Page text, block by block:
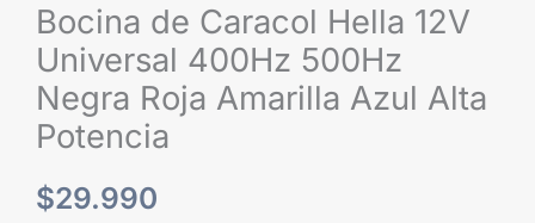
Bocina de Caracol Hella 12V
Universal 400Hz 500Hz
Negra Roja Amarilla Azul Alta
Potencia
$29.990